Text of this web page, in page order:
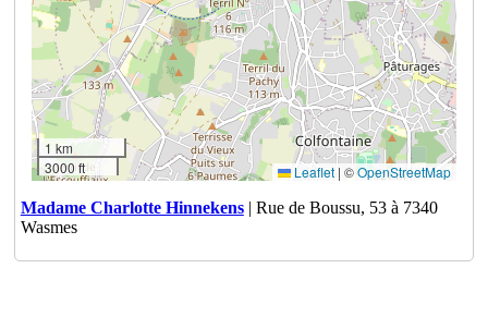
1 km
3000 ft
Leaflet | ©OpenStreetMap
Madame Charlotte Hinnekens| Rue de Boussu, 53 à 7340
Wasmes